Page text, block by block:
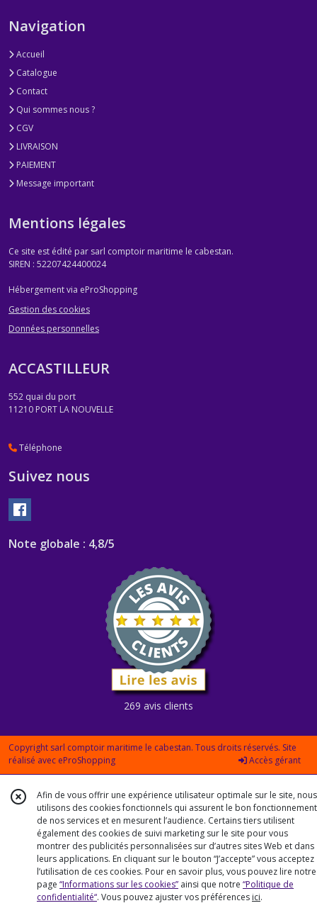
Navigation
Accueil
Catalogue
Contact
Qui sommes nous ?
CGV
LIVRAISON
PAIEMENT
Message important
Mentions légales
Ce site est édité par sarl comptoir maritime le cabestan.
SIREN : 52207424400024
Hébergement via eProShopping
Gestion des cookies
Données personnelles
ACCASTILLEUR
552 quai du port
11210 PORT LA NOUVELLE
Téléphone
Suivez nous
Note globale : 4,8/5
269 avis clients
Copyright sarl comptoir maritime le cabestan. Tous droits réservés. Site
réalisé avec eProShopping Accès gérant
Afin de vous offrir une expérience utilisateur optimale sur le site, nous
utilisons des cookies fonctionnels qui assurent le bon fonctionnement
de nos services et en mesurent l’audience. Certains tiers utilisent
également des cookies de suivi marketing sur le site pour vous
montrer des publicités personnalisées sur d’autres sites Web et dans
leurs applications. En cliquant sur le bouton “J’accepte” vous acceptez
l’utilisation de ces cookies. Pour en savoir plus, vous pouvez lire notre
page “Informations sur les cookies” ainsi que notre “Politique de
confidentialité“. Vous pouvez ajuster vos préférences ici.